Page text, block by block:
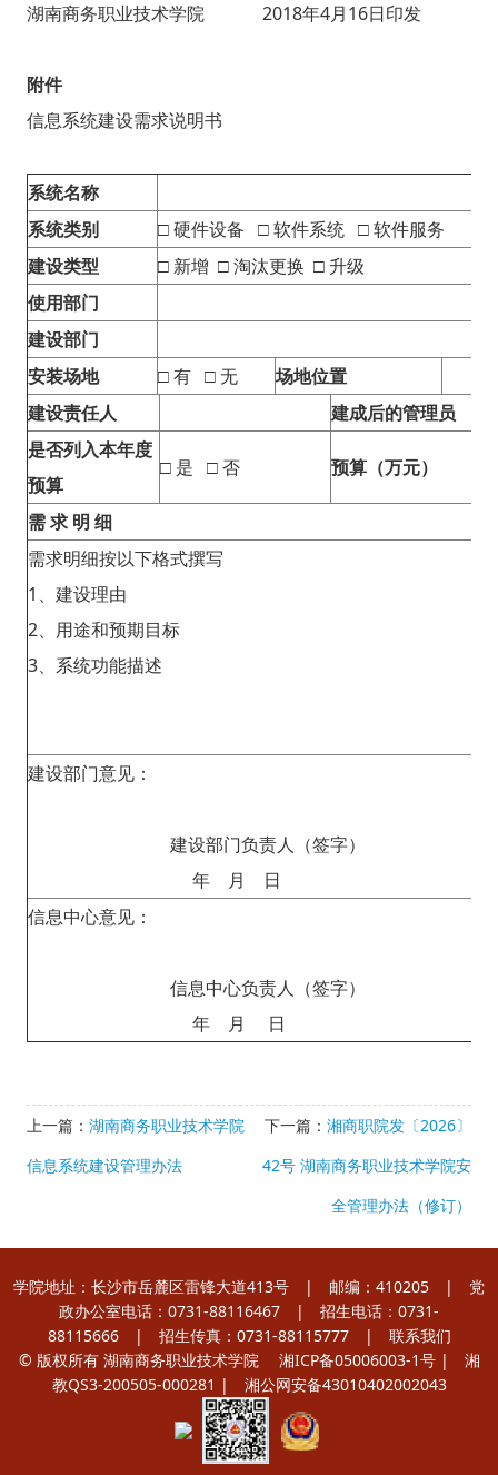
湖南商务职业技术学院 2018年4月16日印发
附件
信息系统建设需求说明书
系统名称
系统类别
□ 硬件设备 □ 软件系统 □ 软件服务
建设类型
□ 新增 □ 淘汰更换 □ 升级
使用部门
建设部门
安装场地
□ 有 □ 无
场地位置
建设责任人
建成后的管理员
是否列入本年度
预算
□ 是 □ 否 预算（万元）
需 求 明 细
需求明细按以下格式撰写
1、建设理由
2、用途和预期目标
3、系统功能描述
建设部门意见：
建设部门负责人（签字）
年 月 日
信息中心意见：
信息中心负责人（签字）
年 月 日
上一篇： 湖南商务职业技术学院
信息系统建设管理办法
下一篇： 湘商职院发〔2026〕
42号 湖南商务职业技术学院安
全管理办法（修订）
学院地址：长沙市岳麓区雷锋大道413号 | 邮编：410205 | 党
政办公室电话：0731-88116467 | 招生电话：0731-
88115666 | 招生传真：0731-88115777 | 联系我们
© 版权所有 湖南商务职业技术学院
湘ICP备05006003-1号 | 湘
教QS3-200505-000281 | 湘公网安备43010402002043